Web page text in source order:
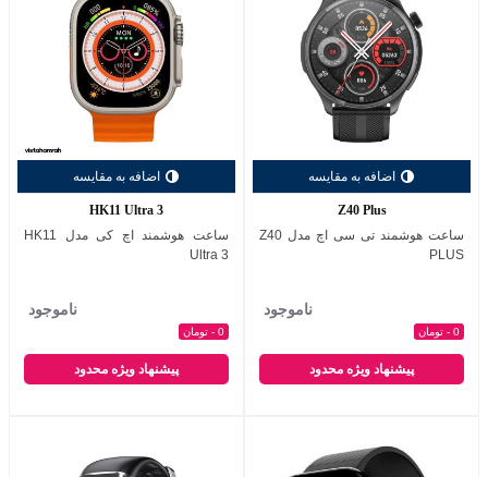
اضافه به مقایسه
Z40 Plus
ساعت هوشمند تی سی اچ مدل Z40
PLUS
ناموجود
0 - تومان
پیشنهاد ویژه محدود
اضافه به مقایسه
HK11 Ultra 3
ساعت هوشمند اچ کی مدل HK11
Ultra 3
ناموجود
0 - تومان
پیشنهاد ویژه محدود